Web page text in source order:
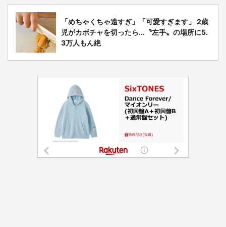
「めちゃくちゃ遠すぎ」「可愛すぎます」 2歳
児がカボチャを切ったら...〝左手〟の場所に5.
3万人もん絶